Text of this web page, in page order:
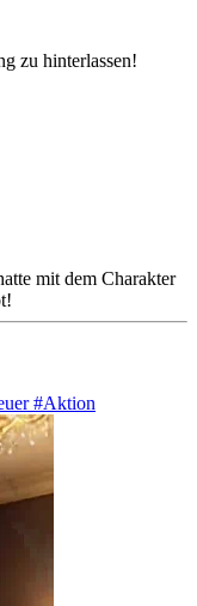
zu hinterlassen!
mit dem Charakter
#Aktion